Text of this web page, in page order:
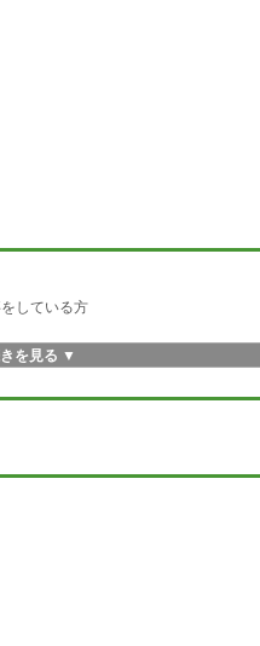
している方
です)
てください
を見る ▼